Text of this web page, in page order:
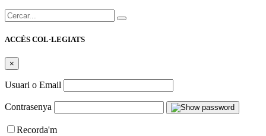
Cercar:
ACCÉS COL·LEGIATS
×
Usuari o Email
Contrasenya
Recorda'm